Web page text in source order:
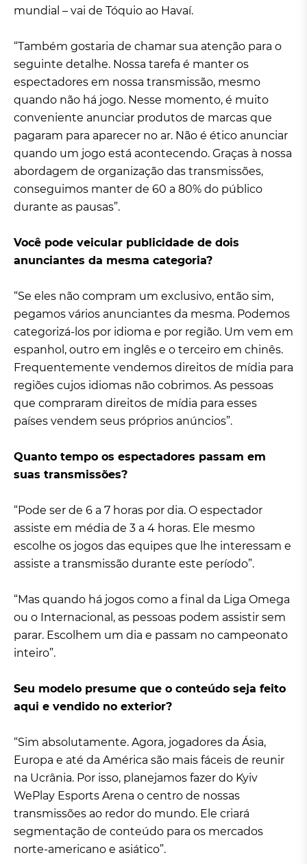
mundial – vai de Tóquio ao Havaí.
“Também gostaria de chamar sua atenção para o
seguinte detalhe. Nossa tarefa é manter os
espectadores em nossa transmissão, mesmo
quando não há jogo. Nesse momento, é muito
conveniente anunciar produtos de marcas que
pagaram para aparecer no ar. Não é ético anunciar
quando um jogo está acontecendo. Graças à nossa
abordagem de organização das transmissões,
conseguimos manter de 60 a 80% do público
durante as pausas”.
Você pode veicular publicidade de dois
anunciantes da mesma categoria?
“Se eles não compram um exclusivo, então sim,
pegamos vários anunciantes da mesma. Podemos
categorizá-los por idioma e por região. Um vem em
espanhol, outro em inglês e o terceiro em chinês.
Frequentemente vendemos direitos de mídia para
regiões cujos idiomas não cobrimos. As pessoas
que compraram direitos de mídia para esses
países vendem seus próprios anúncios”.
Quanto tempo os espectadores passam em
suas transmissões?
“Pode ser de 6 a 7 horas por dia. O espectador
assiste em média de 3 a 4 horas. Ele mesmo
escolhe os jogos das equipes que lhe interessam e
assiste a transmissão durante este período”.
“Mas quando há jogos como a final da Liga Omega
ou o Internacional, as pessoas podem assistir sem
parar. Escolhem um dia e passam no campeonato
inteiro”.
Seu modelo presume que o conteúdo seja feito
aqui e vendido no exterior?
“Sim absolutamente. Agora, jogadores da Ásia,
Europa e até da América são mais fáceis de reunir
na Ucrânia. Por isso, planejamos fazer do Kyiv
WePlay Esports Arena o centro de nossas
transmissões ao redor do mundo. Ele criará
segmentação de conteúdo para os mercados
norte-americano e asiático”.